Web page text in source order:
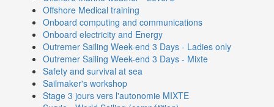
Offshore Medical training
Onboard computing and communications
Onboard electricity and Energy
Outremer Sailing Week-end 3 Days - Ladies only
Outremer Sailing Week-end 3 Days - Mixte
Safety and survival at sea
Sailmaker's workshop
Stage 3 jours vers l'autonomie MIXTE